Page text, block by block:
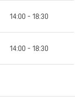
14:00 - 18:30
14:00 - 18:30